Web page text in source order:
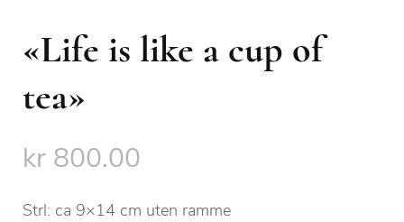
«Life is like a cup of
tea»
kr 800.00
Strl: ca 9×14 cm uten ramme